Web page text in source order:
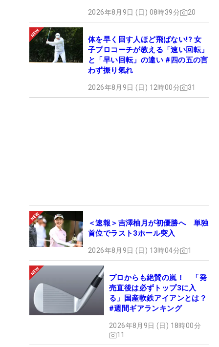
2026年8月9日 (日) 08時39分 20
体を早く回す人ほど飛ばない!? 女
子プロコーチが教える「速い回転」
と「早い回転」の違い #四の五の言
わず振り氣れ
2026年8月9日 (日) 12時00分 31
＜速報＞吉澤柚月が初優勝へ 単独
首位でラスト3ホール突入
2026年8月9日 (日) 13時04分 1
プロからも絶賛の嵐！ 「発
売直後は必ずトップ3に入
る」国産軟鉄アイアンとは？
#週間ギアランキング
2026年8月9日 (日) 18時00分
11